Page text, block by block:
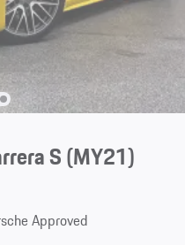
S (MY21)
Approved